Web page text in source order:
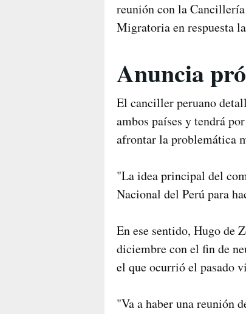
reunión con la
Migratoria en respuesta
Anuncia
El canciller peruano
ambos países y tendrá
afrontar la problemática
"La idea principal del
Nacional del Perú para
En ese sentido, Hugo de
diciembre con el fin de
el que ocurrió el pasado
"Va a haber una reunión